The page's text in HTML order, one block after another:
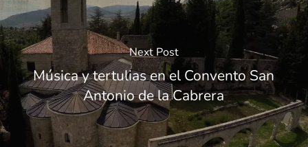
Next Post
Música y tertulias en el Convento San
Antonio de la Cabrera